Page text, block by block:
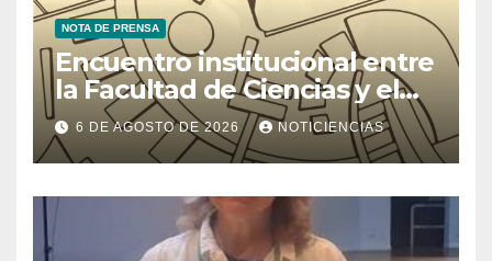
NOTA DE PRENSA
Encuentro institucional entre
la Facultad de Ciencias y el
Ministerio de Ciencia y
Tecnología
6 DE AGOSTO DE 2026 NOTICIENCIAS